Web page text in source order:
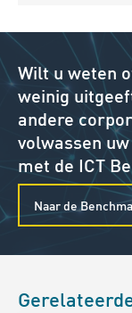
Wilt u weten
weinig
andere
volwassen
met de ICT
Naar de